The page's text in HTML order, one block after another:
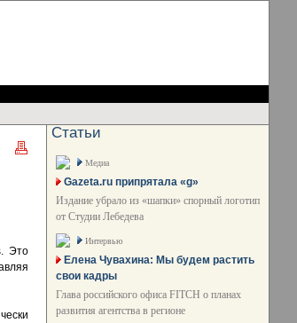
Это
Статьи
Медиа
Gazeta.ru припрятала «g»
Издание убрало из «шапки» спорный логотип
от Студии Лебедева
Интервью
Елена Чувахина: Мы будем растить
свои кадры
Глава российского офиса FITCH о планах
развития агентства в регионе